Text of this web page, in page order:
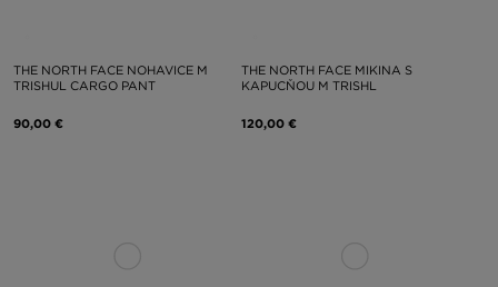
THE NORTH FACE NOHAVICE M
TRISHUL CARGO PANT
90,00 €
THE NORTH FACE MIKINA S
KAPUCŇOU M TRISHL
120,00 €